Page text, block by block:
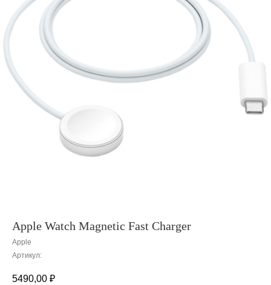
Apple Watch Magnetic Fast Charger
Apple
Артикул:
5490,00 ₽